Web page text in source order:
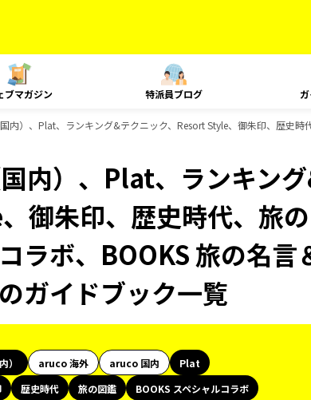
ブマガジン 特派員ブログ
内）、Plat、ランキング&テクニック、Resort Style、御朱印、歴史時
内）、Plat、ランキン
御朱印、歴史時代、旅の
ラボ、BOOKS 旅の名言
ガイドブック一覧
） aruco 海外 aruco 国内
Plat
歴史時代 旅の図鑑
BOOKS スペシャルコラボ